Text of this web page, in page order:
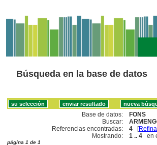
Búsqueda en la base de datos
Base de datos:
FONS
Buscar:
Referencias encontradas:
4 [
Mostrando:
1 .. 4 en
página 1 de 1